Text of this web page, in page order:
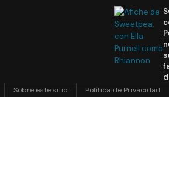
Sobre este sitio Política de Privacidad